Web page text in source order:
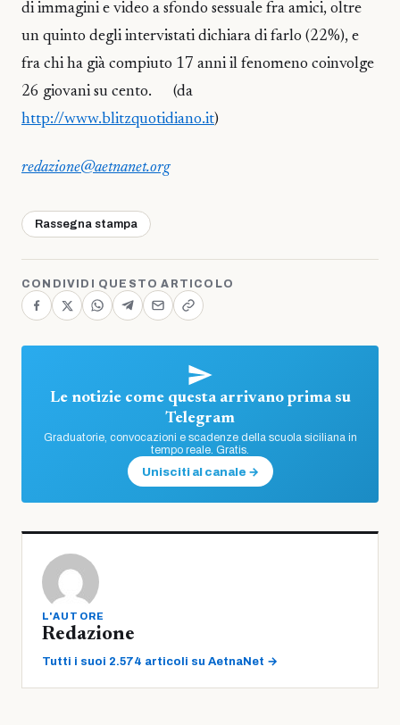
di immagini e video a sfondo sessuale fra amici, oltre
un quinto degli intervistati dichiara di farlo (22%), e
fra chi ha già compiuto 17 anni il fenomeno coinvolge
26 giovani su cento. (da
http://www.blitzquotidiano.it)
redazione@aetnanet.org
Rassegna stampa
CONDIVIDI QUESTO ARTICOLO
Le notizie come questa arrivano prima su
Telegram
Graduatorie, convocazioni e scadenze della scuola siciliana in
tempo reale. Gratis.
Unisciti al canale →
L'AUTORE
Redazione
Tutti i suoi 2.574 articoli su AetnaNet →